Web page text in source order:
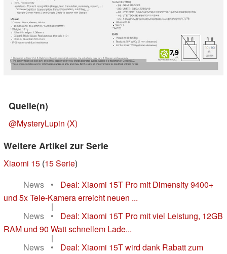
Quelle(n)
@MysteryLupin (X)
Weitere Artikel zur Serie
Xiaomi 15 (15 Serie)
News
•
Deal: Xiaomi 15T Pro mit Dimensity 9400+
und 5x Tele-Kamera erreicht neuen ...
|
News
•
Deal: Xiaomi 15T Pro mit viel Leistung, 12GB
RAM und 90 Watt schnellem Lade...
|
News
•
Deal: Xiaomi 15T wird dank Rabatt zum